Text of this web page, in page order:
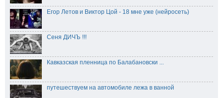
Егор Летов и Виктор Цой - 18 мне уже (нейросеть)
Сеня ДИЧЪ !!!
Кавказская пленница по Балабановски ...
путешествуем на автомобиле лежа в ванной